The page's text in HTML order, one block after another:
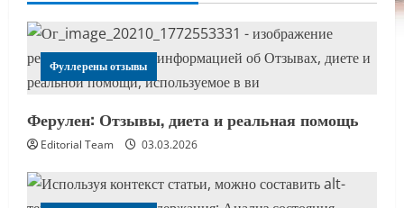
Фуллерены отзывы
Ферулен: Отзывы, диета и реальная помощь
Editorial Team 03.03.2026